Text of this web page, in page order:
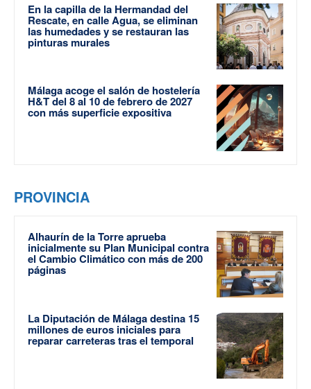
En la capilla de la Hermandad del
Rescate, en calle Agua, se eliminan
las humedades y se restauran las
pinturas murales
Málaga acoge el salón de hostelería
H&T del 8 al 10 de febrero de 2027
con más superficie expositiva
PROVINCIA
Alhaurín de la Torre aprueba
inicialmente su Plan Municipal contra
el Cambio Climático con más de 200
páginas
La Diputación de Málaga destina 15
millones de euros iniciales para
reparar carreteras tras el temporal